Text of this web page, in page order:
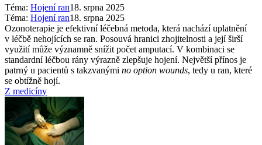
Téma: Hojení ran18. srpna 2025
Téma: Hojení ran18. srpna 2025
Ozonoterapie je efektivní léčebná metoda, která nachází uplatnění
v léčbě nehojících se ran. Posouvá hranici zhojitelnosti a její širší
využití může významně snížit počet amputací. V kombinaci se
standardní léčbou rány výrazně zlepšuje hojení. Největší přínos je
patrný u pacientů s takzvanými no option wounds, tedy u ran, které
se obtížně hojí.
Z medicíny